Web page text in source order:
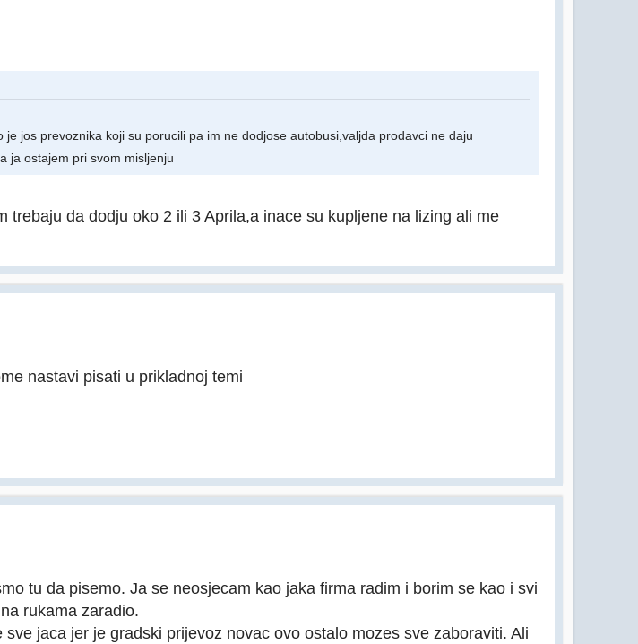
jos prevoznika koji su porucili pa im ne dodjose autobusi,valjda prodavci ne daju
ja ostajem pri svom misljenju
trebaju da dodju oko 2 ili 3 Aprila,a inace su kupljene na lizing ali me
nastavi pisati u prikladnoj temi
tu da pisemo. Ja se neosjecam kao jaka firma radim i borim se kao i svi
rukama zaradio.
jaca jer je gradski prijevoz novac ovo ostalo mozes sve zaboraviti. Ali